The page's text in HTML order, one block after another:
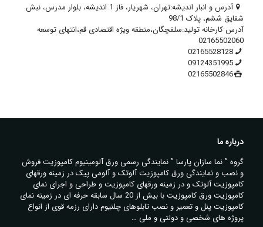
آدرس و انبار اندیشه:تهران، شهریار، فاز 1 اندیشه، بلوار مدرس، نبش
شقایق ششم، پلاک 98/1
آدرس کارخانه تولید:سلفچگان،منطقه ویژه اقتصادی قم،انتهای توسعه
02165502060
02165528128
09124351995
02165502846
درباره ما
گروه ” نما سازان پارسا ” نمایندگی رسمی ورق آلومینیوم کامپوزیت فروش
و نصب و نمایندگی ورق کامپوزیت آلوتک و آلومی پیک در زمینه ورقهای
کامپوزیت آلوتک و در زمینه ورقهای کامپوزیت و طراحی و اجرای نمای
کامپوزیت ورق کامپوزیت با بیش از 20 سال سابقه حرفه ای در زمینه نمای
کامپوزیت پنل و تعمیر و نصب تابلوهای چلنیوم دارای رزمه قوی از انواع
پروژه های شخصی و دولتی و ملی …